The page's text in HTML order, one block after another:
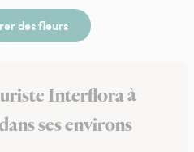
des fleurs
Interflora à
ses environs